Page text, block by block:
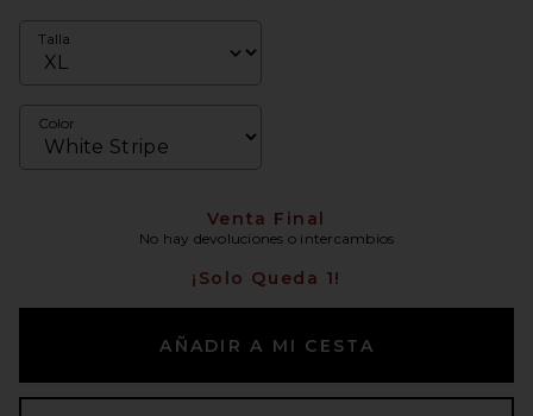
Talla
Color
Venta Final
No hay devoluciones o intercambios
¡Solo Queda 1!
AÑADIR A MI CESTA